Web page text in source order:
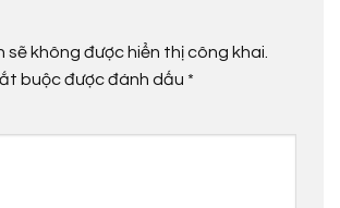
sẽ không được hiển thị công khai.
buộc được đánh dấu *